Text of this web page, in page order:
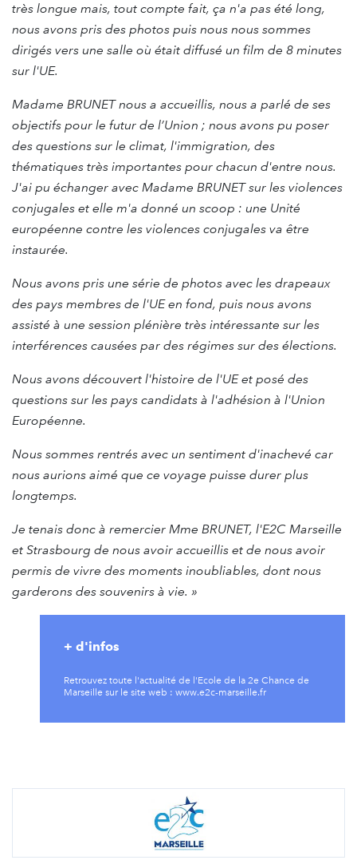
très longue mais, tout compte fait, ça n'a pas été long,
nous avons pris des photos puis nous nous sommes
dirigés vers une salle où était diffusé un film de 8 minutes
sur l'UE.
Madame BRUNET nous a accueillis, nous a parlé de ses
objectifs pour le futur de l’Union ; nous avons pu poser
des questions sur le climat, l'immigration, des
thématiques très importantes pour chacun d'entre nous.
J'ai pu échanger avec Madame BRUNET sur les violences
conjugales et elle m'a donné un scoop : une Unité
européenne contre les violences conjugales va être
instaurée.
Nous avons pris une série de photos avec les drapeaux
des pays membres de l'UE en fond, puis nous avons
assisté à une session plénière très intéressante sur les
interférences causées par des régimes sur des élections.
Nous avons découvert l'histoire de l'UE et posé des
questions sur les pays candidats à l'adhésion à l'Union
Européenne.
Nous sommes rentrés avec un sentiment d'inachevé car
nous aurions aimé que ce voyage puisse durer plus
longtemps.
Je tenais donc à remercier Mme BRUNET, l'E2C Marseille
et Strasbourg de nous avoir accueillis et de nous avoir
permis de vivre des moments inoubliables, dont nous
garderons des souvenirs à vie. »
+ d'infos
Retrouvez toute l'actualité de l'Ecole de la 2e Chance de
Marseille sur le site web : www.e2c-marseille.fr